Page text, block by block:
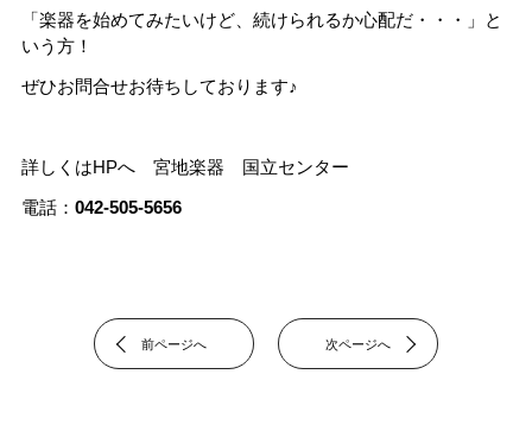
「楽器を始めてみたいけど、続けられるか心配だ・・・」と
いう方！
ぜひお問合せお待ちしております♪
詳しくはHPへ 宮地楽器 国立センター
電話： 042-505-5656
前ページへ 次ページへ